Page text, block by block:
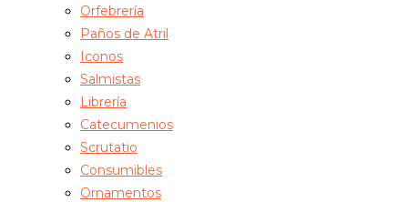
Orfebrería
Paños de Atril
Iconos
Salmistas
Librería
Catecumenios
Scrutatio
Consumibles
Ornamentos